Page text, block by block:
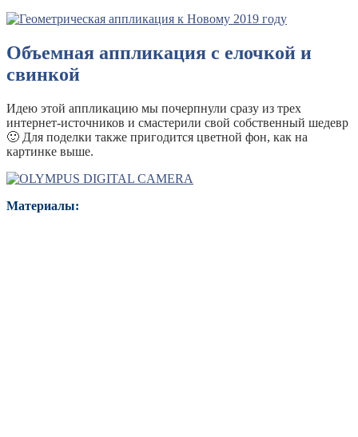
Объемная аппликация с елочкой и
свинкой
Идею этой аппликацию мы почерпнули сразу из трех
интернет-источников и смастерили свой собственный шедевр
🙂 Для поделки также пригодится цветной фон, как на
картинке выше.
Материалы: